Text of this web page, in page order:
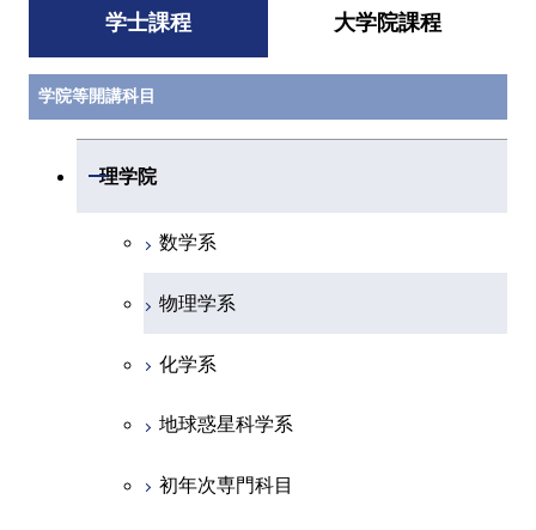
学士課程 大学院課程
学院等開講科目
理学院
開閉
数学系
物理学系
化学系
地球惑星科学系
初年次専門科目